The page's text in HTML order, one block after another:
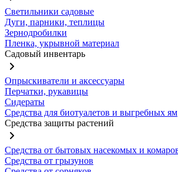
Светильники садовые
Дуги, парники, теплицы
Зернодробилки
Пленка, укрывной материал
Садовый инвентарь
Опрыскиватели и аксессуары
Перчатки, рукавицы
Сидераты
Средства для биотуалетов и выгребных ям
Средства защиты растений
Средства от бытовых насекомых и
Средства от грызунов